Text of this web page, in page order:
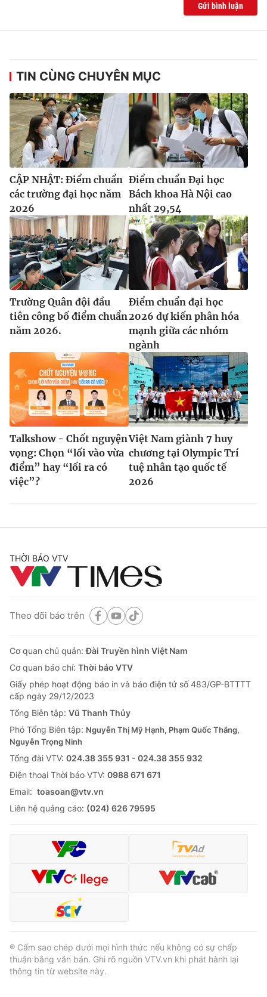
Gửi bình luận
TIN CÙNG CHUYÊN MỤC
CẬP NHẬT: Điểm chuẩn
các trường đại học năm
2026
Điểm chuẩn Đại học
Bách khoa Hà Nội cao
nhất 29,54
Trường Quân đội đầu
tiên công bố điểm chuẩn
năm 2026.
Điểm chuẩn đại học
2026 dự kiến phân hóa
mạnh giữa các nhóm
ngành
Talkshow - Chốt nguyện
vọng: Chọn “lối vào vừa
điểm” hay “lối ra có
việc”?
Việt Nam giành 7 huy
chương tại Olympic Trí
tuệ nhân tạo quốc tế
2026
THỜI BÁO VTV
Theo dõi báo trên
Cơ quan chủ quản:Đài Truyền hình Việt Nam
Cơ quan báo chí: Thời báo VTV
Giấy phép hoạt động báo in và báo điện tử số 483/GP-BTTTT
cấp ngày 29/12/2023
Tổng Biên tập: Vũ Thanh Thủy
Phó Tổng Biên tập: Nguyễn Thị Mỹ Hạnh, Phạm Quốc Thắng,
Nguyễn Trọng Ninh
Tổng đài VTV: 024.38 355 931 - 024.38 355 932
Ðiện thoại Thời báo VTV: 0988 671 671
Email: toasoan@vtv.vn
Liên hệ quảng cáo: (024) 626 79595
® Cấm sao chép dưới mọi hình thức nếu không có sự chấp
thuận bằng văn bản. Ghi rõ nguồn VTV.vn khi phát hành lại
thông tin từ website này.